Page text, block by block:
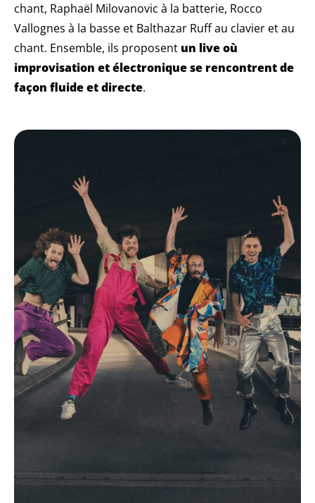
chant, Raphaël Milovanovic à la batterie, Rocco
Vallognes à la basse et Balthazar Ruff au clavier et au
chant. Ensemble, ils proposent un live où
improvisation et électronique se rencontrent de
façon fluide et directe.